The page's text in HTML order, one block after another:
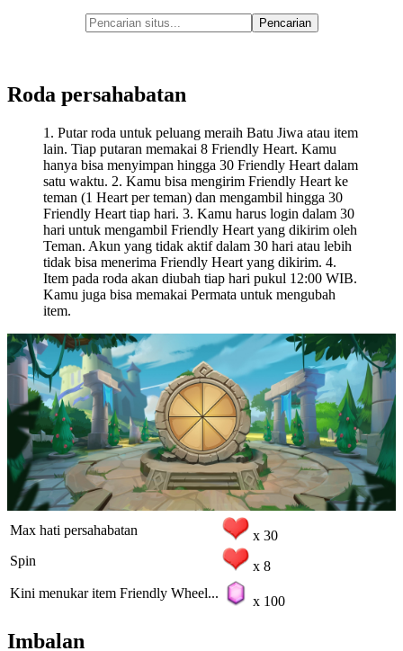
Roda persahabatan
1. Putar roda untuk peluang meraih Batu Jiwa atau item
lain. Tiap putaran memakai 8 Friendly Heart. Kamu
hanya bisa menyimpan hingga 30 Friendly Heart dalam
satu waktu. 2. Kamu bisa mengirim Friendly Heart ke
teman (1 Heart per teman) dan mengambil hingga 30
Friendly Heart tiap hari. 3. Kamu harus login dalam 30
hari untuk mengambil Friendly Heart yang dikirim oleh
Teman. Akun yang tidak aktif dalam 30 hari atau lebih
tidak bisa menerima Friendly Heart yang dikirim. 4.
Item pada roda akan diubah tiap hari pukul 12:00 WIB.
Kamu juga bisa memakai Permata untuk mengubah
item.
Max hati persahabatan
х 30
Spin
х 8
Kini menukar item Friendly Wheel...
х 100
Imbalan